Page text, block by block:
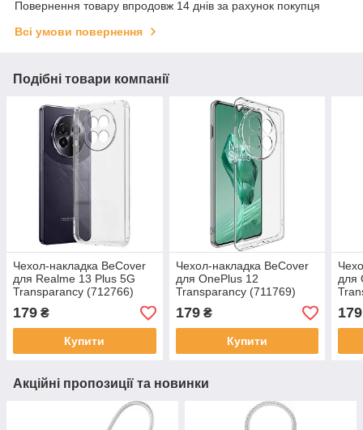
Повернення товару впродовж 14 днів за рахунок покупця
Всі умови повернення
Подібні товари компанії
Чeхол-накладка BeCover
для Realme 13 Plus 5G
Transparancy (712766)
179 ₴
Купити
Чeхол-накладка BeCover
для OnePlus 12
Transparancy (711769)
179₴
Купити
для
179
Акційні пропозиції та новинки